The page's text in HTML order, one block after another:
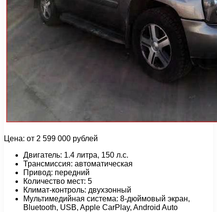
Цена: от 2 599 000 рублей
Двигатель: 1.4 литра, 150 л.с.
Трансмиссия: автоматическая
Привод: передний
Количество мест: 5
Климат-контроль: двухзонный
Мультимедийная система: 8-дюймовый экран,
Bluetooth, USB, Apple CarPlay, Android Auto